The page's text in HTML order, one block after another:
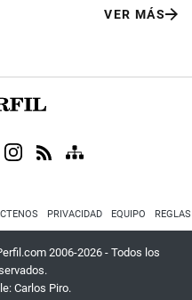
VER MÁS
PRIVACIDAD EQUIPO
2006-2026 - Todos los
Carlos Piro.